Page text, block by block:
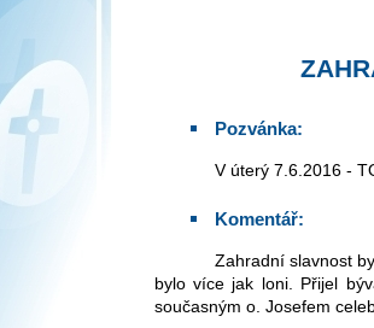
Pozvánka:
V úterý 7.6.2016 -
Komentář:
Zahradní slavnost byla určitě fajn akce. Většině se líbila, účastníků
bylo více jak loni. Přijel
současným o. Josefem